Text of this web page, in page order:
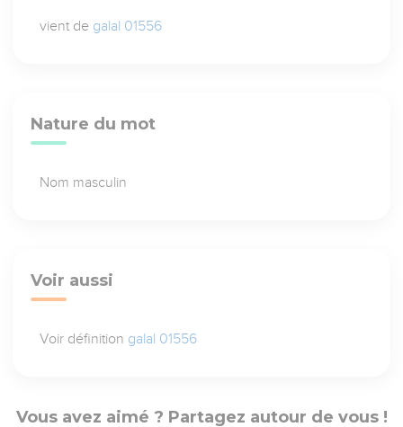
vient de galal 01556
Nature du mot
Nom masculin
Voir aussi
Voir définition galal 01556
Vous avez aimé ? Partagez autour de vous !